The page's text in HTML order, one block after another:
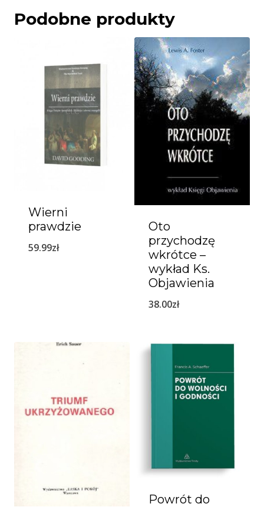
Podobne produkty
Wierni
prawdzie
59.99zł
Oto
przychodzę
wkrótce –
wykład Ks.
Objawienia
38.00zł
Powrót do